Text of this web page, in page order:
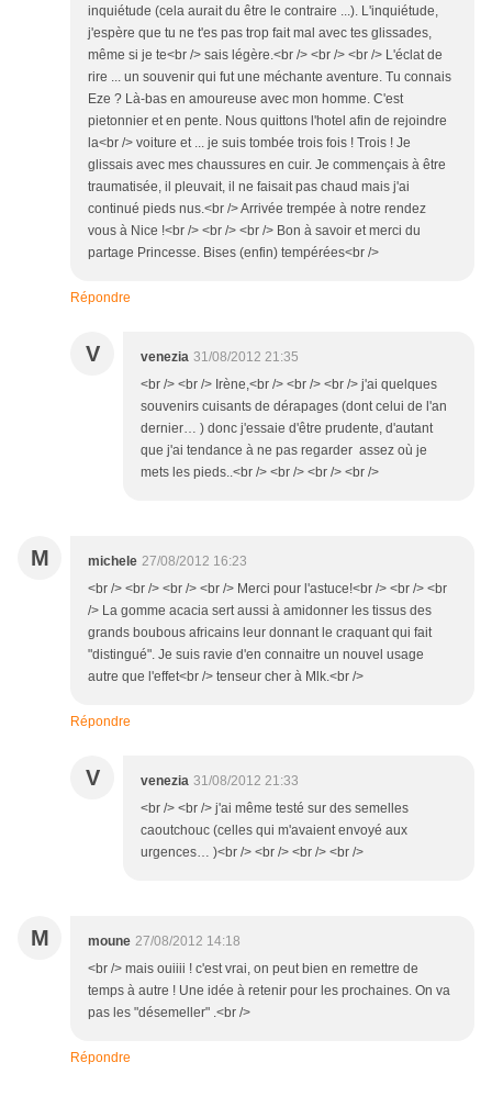
inquiétude (cela aurait du être le contraire ...). L'inquiétude,
j'espère que tu ne t'es pas trop fait mal avec tes glissades,
même si je te<br /> sais légère.<br /> <br /> <br /> L'éclat de
rire ... un souvenir qui fut une méchante aventure. Tu connais
Eze ? Là-bas en amoureuse avec mon homme. C'est
pietonnier et en pente. Nous quittons l'hotel afin de rejoindre
la<br /> voiture et ... je suis tombée trois fois ! Trois ! Je
glissais avec mes chaussures en cuir. Je commençais à être
traumatisée, il pleuvait, il ne faisait pas chaud mais j'ai
continué pieds nus.<br /> Arrivée trempée à notre rendez
vous à Nice !<br /> <br /> <br /> Bon à savoir et merci du
partage Princesse. Bises (enfin) tempérées<br />
Répondre
V venezia 31/08/2012 21:35
<br /> <br /> Irène,<br /> <br /> <br /> j'ai quelques
souvenirs cuisants de dérapages (dont celui de l'an
dernier… ) donc j'essaie d'être prudente, d'autant
que j'ai tendance à ne pas regarder assez où je
mets les pieds..<br /> <br /> <br /> <br />
M michele 27/08/2012 16:23
<br /> <br /> <br /> <br /> Merci pour l'astuce!<br /> <br /> <br
/> La gomme acacia sert aussi à amidonner les tissus des
grands boubous africains leur donnant le craquant qui fait
"distingué". Je suis ravie d'en connaitre un nouvel usage
autre que l'effet<br /> tenseur cher à Mlk.<br />
Répondre
V venezia 31/08/2012 21:33
<br /> <br /> j'ai même testé sur des semelles
caoutchouc (celles qui m'avaient envoyé aux
urgences… )<br /> <br /> <br /> <br />
M moune 27/08/2012 14:18
<br /> mais ouiiii ! c'est vrai, on peut bien en remettre de
temps à autre ! Une idée à retenir pour les prochaines. On va
pas les "désemeller" .<br />
Répondre